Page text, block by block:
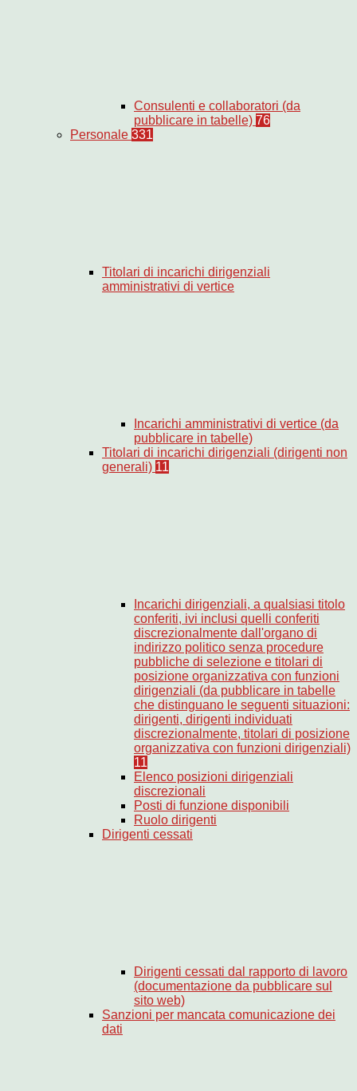
Consulenti e collaboratori (da
pubblicare in tabelle) 76
Personale 331
Titolari di incarichi dirigenziali
amministrativi di vertice
Incarichi amministrativi di vertice (da
pubblicare in tabelle)
Titolari di incarichi dirigenziali (dirigenti non
generali) 11
Incarichi dirigenziali, a qualsiasi titolo
conferiti, ivi inclusi quelli conferiti
discrezionalmente dall'organo di
indirizzo politico senza procedure
pubbliche di selezione e titolari di
posizione organizzativa con funzioni
dirigenziali (da pubblicare in tabelle
che distinguano le seguenti situazioni:
dirigenti, dirigenti individuati
discrezionalmente, titolari di posizione
organizzativa con funzioni dirigenziali)
11
Elenco posizioni dirigenziali
discrezionali
Posti di funzione disponibili
Ruolo dirigenti
Dirigenti cessati
Dirigenti cessati dal rapporto di lavoro
(documentazione da pubblicare sul
sito web)
Sanzioni per mancata comunicazione dei
dati